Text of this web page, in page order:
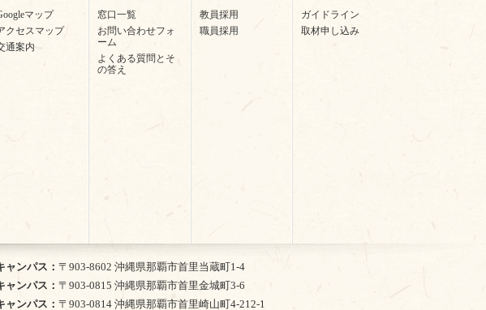
マップ
クセスマップ
通案内
窓口一覧
お問い合わせフォ
ーム
よくある質問とそ
の答え
教員採用
職員採用
ガイドライン
取材申し込み
ャンパス
〒903-8602 沖縄県那覇市首里当蔵町1-4
ャンパス
〒903-0815 沖縄県那覇市首里金城町3-6
ャンパス
〒903-0814 沖縄県那覇市首里崎山町4-212-1